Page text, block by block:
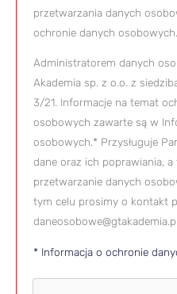
przetwarzania danych
ochronie danych
Administratorem danych
Akademia sp. z o.o. z
3/21. Informacje na temat
osobowych zawarte są w
osobowych.* Przysługuje
dane oraz ich poprawiania,
przetwarzanie danych
tym celu prosimy o kontakt
daneosobowe@gtakademia.pl
* Informacja o ochronie